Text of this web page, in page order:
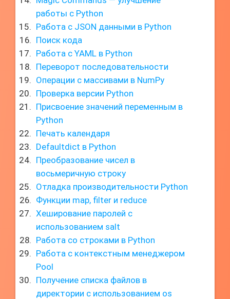
работы с Python
Работа с JSON данными в Python
Поиск кода
Работа с YAML в Python
Переворот последовательности
Операции с массивами в NumPy
Проверка версии Python
Присвоение значений переменным в
Python
Печать календаря
Defaultdict в Python
Преобразование чисел в
восьмеричную строку
Отладка производительности Python
Функции map, filter и reduce
Хеширование паролей с
использованием salt
Работа со строками в Python
Работа с контекстным менеджером
Pool
Получение списка файлов в
директории с использованием os